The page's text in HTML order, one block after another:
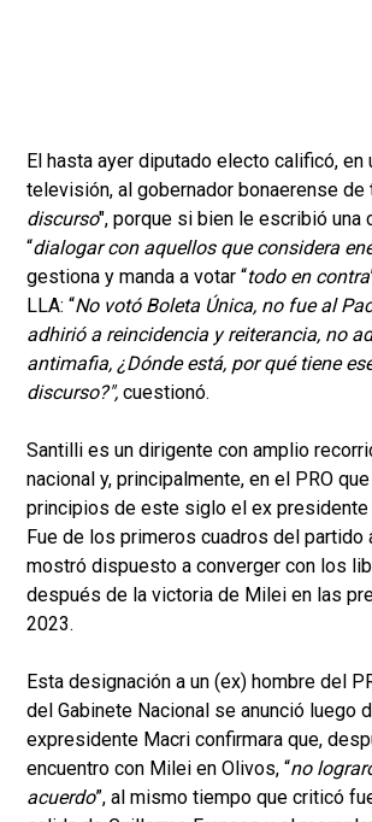
El hasta ayer diputado electo calificó, en
televisión, al gobernador bonaerense de
discurso", porque si bien le escribió una
“dialogar con aquellos que considera
gestiona y manda a votar “todo en contra
LLA: “No votó Boleta Única, no fue al
adhirió a reincidencia y reiterancia, no
antimafia, ¿Dónde está, por qué tiene
discurso?", cuestionó.
Santilli es un dirigente con amplio
nacional y, principalmente, en el PRO
principios de este siglo el ex presidente
Fue de los primeros cuadros del partido
mostró dispuesto a converger con los
después de la victoria de Milei en las
2023.
Esta designación a un (ex) hombre del
del Gabinete Nacional se anunció luego
expresidente Macri confirmara que,
encuentro con Milei en Olivos, “no
acuerdo”, al mismo tiempo que criticó